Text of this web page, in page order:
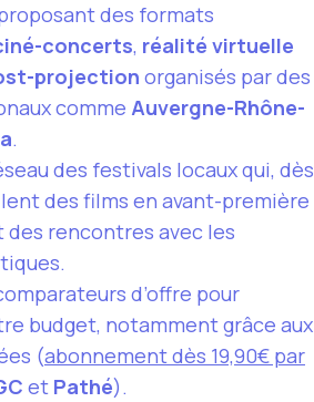
des formats
concerts, réalité virtuelle
projection organisés par des
comme Auvergne-Rhône-
.
des festivals locaux qui, dès
des films en avant-première
des rencontres avec les
d’offre pour
budget, notamment grâce aux
(abonnement dès 19,90€ par
et Pathé).